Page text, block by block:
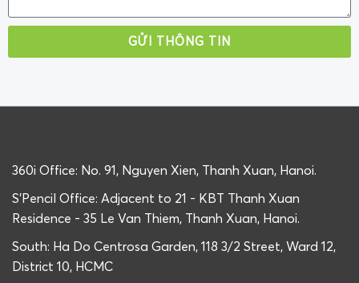
GỬI THÔNG TIN
360i Office: No. 91, Nguyen Xien, Thanh Xuan, Hanoi.
S'Pencil Office: Adjacent to 21 - KBT Thanh Xuan
Residence - 35 Le Van Thiem, Thanh Xuan, Hanoi.
South: Ha Do Centrosa Garden, 118 3/2 Street, Ward 12,
District 10, HCMC